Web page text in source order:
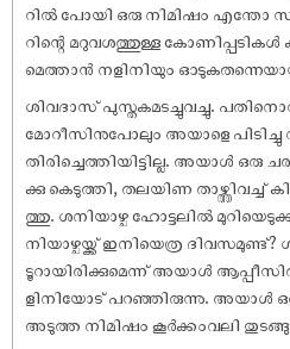
റിൽ പോയി ഒരു നിമിഷം എന്തോ
റിന്റെ മറുവശത്തുള്ള
മെത്താൻ നളിനിയും
ശിവദാസ് പുസ്തകമടച്ചുവച്ചു.
മോറീസിനുപോലും അയാളെ പിടിച്ചു
തിരിച്ചെത്തിയിട്ടില്ല. അയാൾ ഒരു
ക്കു കെടുത്തി, തലയിണ
ത്തു. ശനിയാഴ്ച ഹോട്ടലിൽ
നിയാഴ്ചയ്ക്ക് ഇനിയെത്ര
ടൂറായിരിക്കുമെന്ന് അയാൾ
ളിനിയോട് പറഞ്ഞിരുന്നു. അയാൾ ഒരു
അടുത്ത നിമിഷം കൂർക്കംവലി